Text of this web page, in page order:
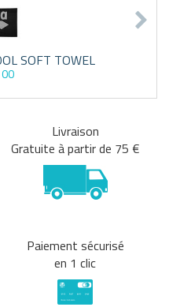
SOFT TOWEL
00
Livraison
Gratuite à partir de 75 €
Paiement sécurisé
en 1 clic